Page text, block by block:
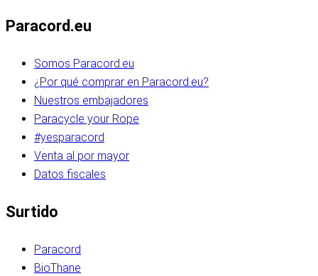
Paracord.eu
Somos Paracord.eu
¿Por qué comprar en Paracord.eu?
Nuestros embajadores
Paracycle your Rope
#yesparacord
Venta al por mayor
Datos fiscales
Surtido
Paracord
BioThane